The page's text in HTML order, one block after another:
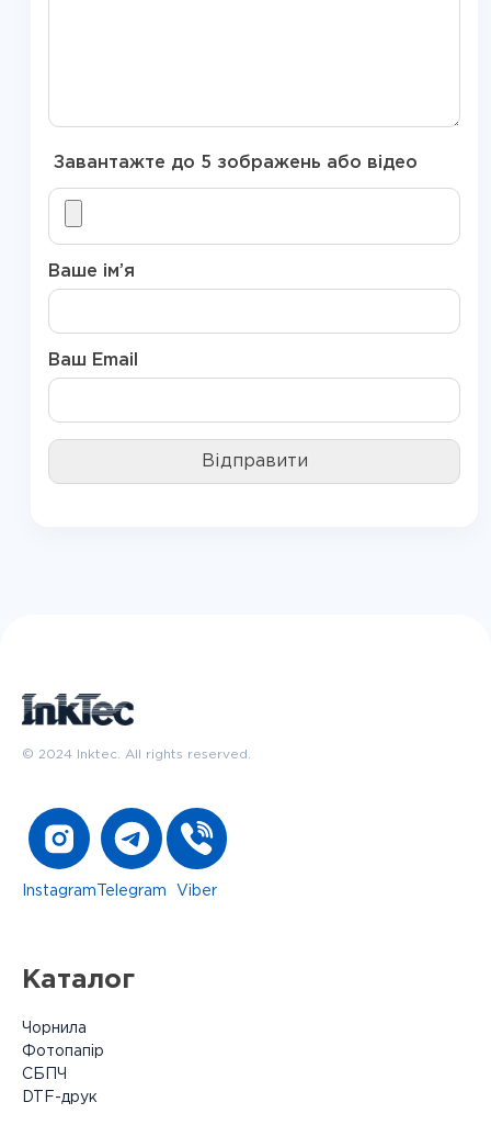
Завантажте до 5 зображень або відео
Ваше ім’я
Ваш Email
© 2024 Inktec. All rights reserved.
Instagram Telegram Viber
Каталог
Чорнила
Фотопапір
СБПЧ
DTF-друк